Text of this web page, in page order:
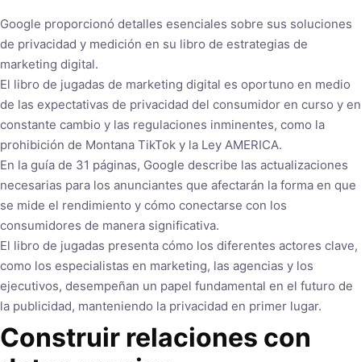
Google proporcionó detalles esenciales sobre sus soluciones
de privacidad y medición en su libro de estrategias de
marketing digital.
El libro de jugadas de marketing digital es oportuno en medio
de las expectativas de privacidad del consumidor en curso y en
constante cambio y las regulaciones inminentes, como la
prohibición de Montana TikTok y la Ley AMERICA.
En la guía de 31 páginas, Google describe las actualizaciones
necesarias para los anunciantes que afectarán la forma en que
se mide el rendimiento y cómo conectarse con los
consumidores de manera significativa.
El libro de jugadas presenta cómo los diferentes actores clave,
como los especialistas en marketing, las agencias y los
ejecutivos, desempeñan un papel fundamental en el futuro de
la publicidad, manteniendo la privacidad en primer lugar.
Construir relaciones con